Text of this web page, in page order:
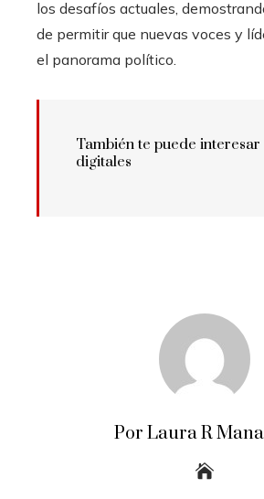
los desafíos actuales,
de permitir que nuevas voces y
el panorama político.
También te puede
digitales
Por Laura R